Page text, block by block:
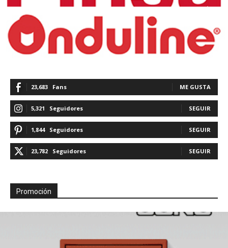
23,683 Fans ME GUSTA
5,321 Seguidores SEGUIR
1,844 Seguidores SEGUIR
23,782 Seguidores SEGUIR
Promoción